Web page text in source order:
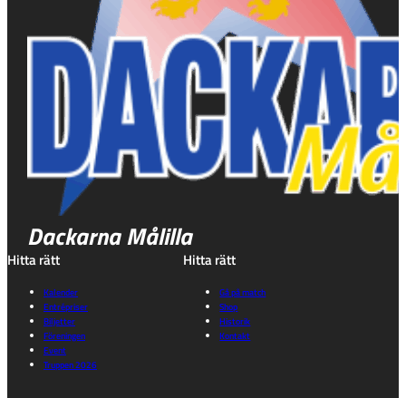
Dackarna Målilla
Hitta rätt
Kalender
Entrépriser
Biljetter
Föreningen
Event
Truppen 2026
Hitta rätt
Gå på match
Shop
Historik
Kontakt